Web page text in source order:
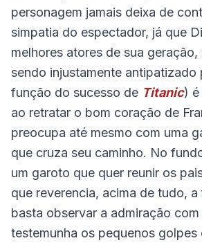
personagem jamais deixa de
simpatia do espectador, já que
melhores atores de sua
sendo injustamente antipatizado
função do sucesso de Titanic) é
ao retratar o bom coração de
preocupa até mesmo com uma
que cruza seu caminho. No
um garoto que quer reunir os
que reverencia, acima de tudo,
basta observar a admiração
testemunha os pequenos golpes